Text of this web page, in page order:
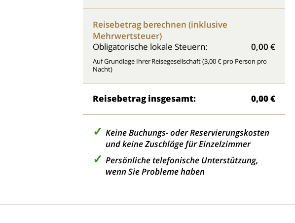
Reisebetrag berechnen (inklusive
Mehrwertsteuer)
Obligatorische lokale Steuern:
0,00 €
Auf Grundlage Ihrer Reisegesellschaft (3,00 € pro Person pro
Nacht)
Reisebetrag insgesamt: 0,00 €
Keine Buchungs- oder Reservierungskosten
und keine Zuschläge für Einzelzimmer
Persönliche telefonische Unterstützung,
wenn Sie Probleme haben